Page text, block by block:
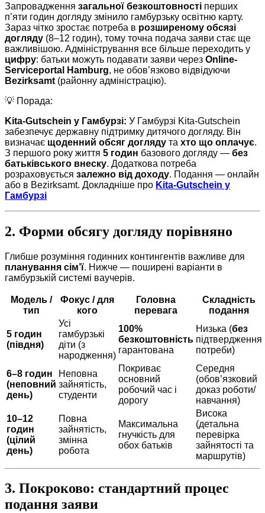
Запровадження загальної безкоштовності перших
п’яти годин догляду змінило гамбурзьку освітню карту.
Зараз чітко зростає потреба в розширеному обсязі
догляду (8–12 годин), тому точна подача заяви стає ще
важливішою. Адміністрування все більше переходить у
цифру: батьки можуть подавати заяви через Online-
Serviceportal Hamburg, не обов’язково відвідуючи
Bezirksamt (районну адміністрацію).
💡 Порада:
Kita-Gutschein у Гамбурзі: У Гамбурзі Kita-Gutschein
забезпечує державну підтримку дитячого догляду. Він
визначає щоденний обсяг догляду та хто що оплачує.
З першого року життя 5 годин базового догляду — без
батьківського внеску. Додаткова потреба
розраховується залежно від доходу. Подання — онлайн
або в Bezirksamt. Докладніше про Kita-Gutschein у
Гамбурзі
2. Форми обсягу догляду порівняно
Глибше розуміння годинних контингентів важливе для
планування сім’ї. Нижче — поширені варіанти в
гамбурзькій системі ваучерів.
Модель /
тип
Фокус / для
кого
Головна
перевага
Складність
подання
5 годин
(півдня)
Усі
гамбурзькі
діти (з
народження)
100%
безкоштовність
гарантована
Низька (без
підтвердження
потреби)
6–8 годин
(неповний
день)
Неповна
зайнятість,
студенти
Покриває
основний
робочий час і
дорогу
Середня
(обов’язковий
доказ роботи/
навчання)
10–12
годин
(цілий
день)
Повна
зайнятість,
змінна
робота
Максимальна
гнучкість для
обох батьків
Висока
(детальна
перевірка
зайнятості та
маршрутів)
3. Покроково: стандартний процес
подання заяви